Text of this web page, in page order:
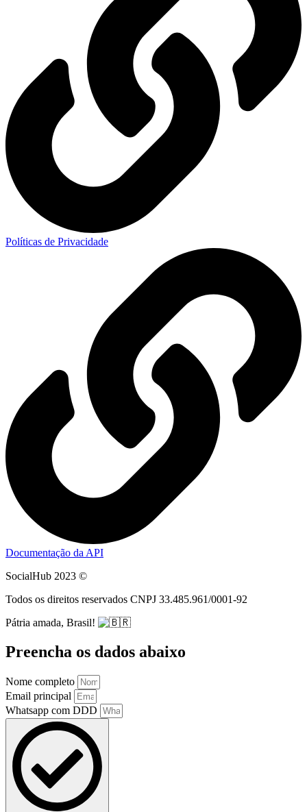
Políticas de Privacidade
Documentação da API
SocialHub 2023 ©
Todos os direitos reservados CNPJ 33.485.961/0001-92
Pátria amada, Brasil!
Preencha os dados abaixo
Nome completo
Email principal
Whatsapp com DDD